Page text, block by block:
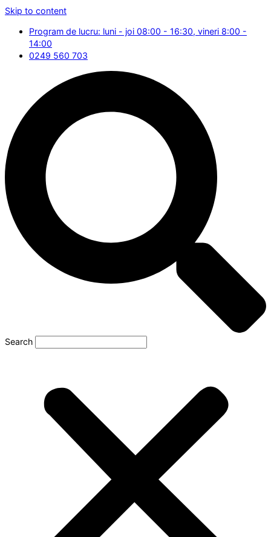
Skip to content
Program de lucru: luni - joi 08:00 - 16:30, vineri 8:00 -
14:00
0249 560 703
Search